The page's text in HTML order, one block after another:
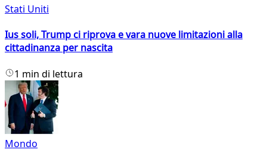
Stati Uniti
Ius soli, Trump ci riprova e vara nuove limitazioni alla
cittadinanza per nascita
1 min di lettura
Mondo